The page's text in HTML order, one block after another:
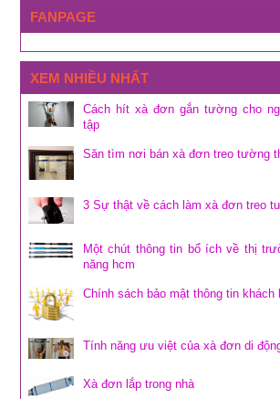
FANPAGE
XEM NHIỀU NHẤT
Cách hít xà đơn gắn tường cho
tập
Săn tìm nơi bán xà đơn treo tường
3 Sự thật về cách làm xà đơn treo
Một chút thông tin bổ ích về thị
năng hcm
Chính sách bảo mật thông tin khách
Tính năng ưu việt của xà đơn di
Xà đơn lắp trong nhà